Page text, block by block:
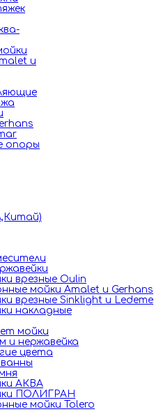
и
опоры
врезные Oulin
мойки Amalet и Gerhans
врезные Sinklight и Ledeme
накладные
мойки
и нержавейка
цвета
АКВА
ПОЛИГРАН
мойки Tolero